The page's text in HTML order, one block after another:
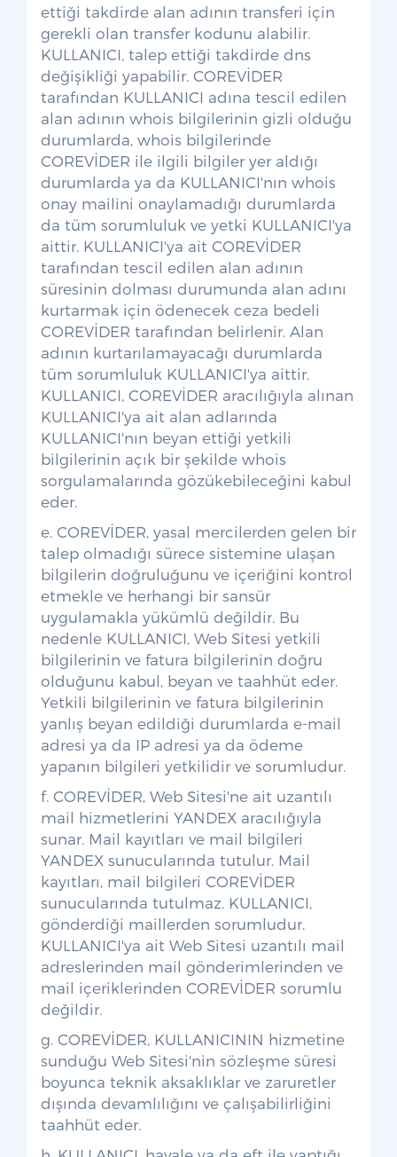
ettiği takdirde alan adının transferi için
gerekli olan transfer kodunu alabilir.
KULLANICI, talep ettiği takdirde dns
değişikliği yapabilir. COREVİDER
tarafından KULLANICI adına tescil edilen
alan adının whois bilgilerinin gizli olduğu
durumlarda, whois bilgilerinde
COREVİDER ile ilgili bilgiler yer aldığı
durumlarda ya da KULLANICI'nın whois
onay mailini onaylamadığı durumlarda
da tüm sorumluluk ve yetki KULLANICI'ya
aittir. KULLANICI'ya ait COREVİDER
tarafından tescil edilen alan adının
süresinin dolması durumunda alan adını
kurtarmak için ödenecek ceza bedeli
COREVİDER tarafından belirlenir. Alan
adının kurtarılamayacağı durumlarda
tüm sorumluluk KULLANICI'ya aittir.
KULLANICI, COREVİDER aracılığıyla alınan
KULLANICI'ya ait alan adlarında
KULLANICI'nın beyan ettiği yetkili
bilgilerinin açık bir şekilde whois
sorgulamalarında gözükebileceğini kabul
eder.
e. COREVİDER, yasal mercilerden gelen bir
talep olmadığı sürece sistemine ulaşan
bilgilerin doğruluğunu ve içeriğini kontrol
etmekle ve herhangi bir sansür
uygulamakla yükümlü değildir. Bu
nedenle KULLANICI, Web Sitesi yetkili
bilgilerinin ve fatura bilgilerinin doğru
olduğunu kabul, beyan ve taahhüt eder.
Yetkili bilgilerinin ve fatura bilgilerinin
yanlış beyan edildiği durumlarda e-mail
adresi ya da IP adresi ya da ödeme
yapanın bilgileri yetkilidir ve sorumludur.
f. COREVİDER, Web Sitesi'ne ait uzantılı
mail hizmetlerini YANDEX aracılığıyla
sunar. Mail kayıtları ve mail bilgileri
YANDEX sunucularında tutulur. Mail
kayıtları, mail bilgileri COREVİDER
sunucularında tutulmaz. KULLANICI,
gönderdiği maillerden sorumludur.
KULLANICI'ya ait Web Sitesi uzantılı mail
adreslerinden mail gönderimlerinden ve
mail içeriklerinden COREVİDER sorumlu
değildir.
g. COREVİDER, KULLANICININ hizmetine
sunduğu Web Sitesi'nin sözleşme süresi
boyunca teknik aksaklıklar ve zaruretler
dışında devamlılığını ve çalışabilirliğini
taahhüt eder.